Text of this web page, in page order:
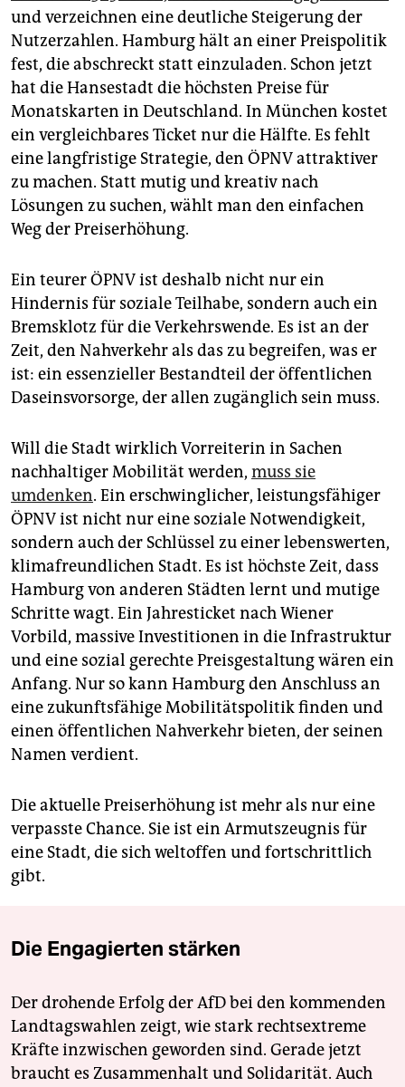
und verzeichnen eine deutliche Steigerung der
Nutzerzahlen. Hamburg hält an einer Preispolitik
fest, die abschreckt statt einzuladen. Schon jetzt
hat die Hansestadt die höchsten Preise für
Monatskarten in Deutschland. In München kostet
ein vergleichbares Ticket nur die Hälfte. Es fehlt
eine langfristige Strategie, den ÖPNV attraktiver
zu machen. Statt mutig und kreativ nach
Lösungen zu suchen, wählt man den einfachen
Weg der Preiserhöhung.
Ein teurer ÖPNV ist deshalb nicht nur ein
Hindernis für soziale Teilhabe, sondern auch ein
Bremsklotz für die Verkehrswende. Es ist an der
Zeit, den Nahverkehr als das zu begreifen, was er
ist: ein essenzieller Bestandteil der öffentlichen
Daseinsvorsorge, der allen zugänglich sein muss.
Will die Stadt wirklich Vorreiterin in Sachen
nachhaltiger Mobilität werden, muss sie
umdenken. Ein erschwinglicher, leistungsfähiger
ÖPNV ist nicht nur eine soziale Notwendigkeit,
sondern auch der Schlüssel zu einer lebenswerten,
klimafreundlichen Stadt. Es ist höchste Zeit, dass
Hamburg von anderen Städten lernt und mutige
Schritte wagt. Ein Jahresticket nach Wiener
Vorbild, massive Investitionen in die Infrastruktur
und eine sozial gerechte Preisgestaltung wären ein
Anfang. Nur so kann Hamburg den Anschluss an
eine zukunftsfähige Mobilitätspolitik finden und
einen öffentlichen Nahverkehr bieten, der seinen
Namen verdient.
Die aktuelle Preiserhöhung ist mehr als nur eine
verpasste Chance. Sie ist ein Armutszeugnis für
eine Stadt, die sich weltoffen und fortschrittlich
gibt.
Die Engagierten stärken
Der drohende Erfolg der AfD bei den kommenden
Landtagswahlen zeigt, wie stark rechtsextreme
Kräfte inzwischen geworden sind. Gerade jetzt
braucht es Zusammenhalt und Solidarität. Auch